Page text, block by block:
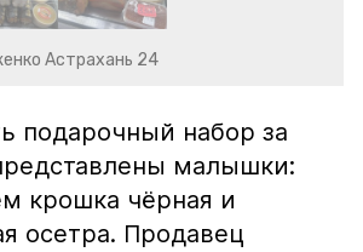
Астрахань 24
подарочный набор за
малышки:
крошка чёрная и
осетра. Продавец